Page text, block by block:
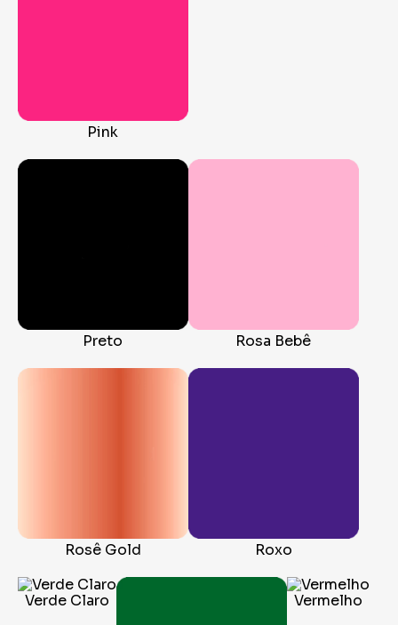
Pink
Preto Rosa Bebê
Rosê Gold Roxo
Verde Claro Vermelho